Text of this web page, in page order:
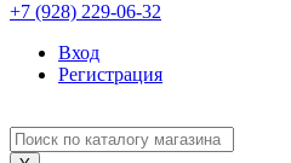
+7 (928) 229-06-32
Вход
Регистрация